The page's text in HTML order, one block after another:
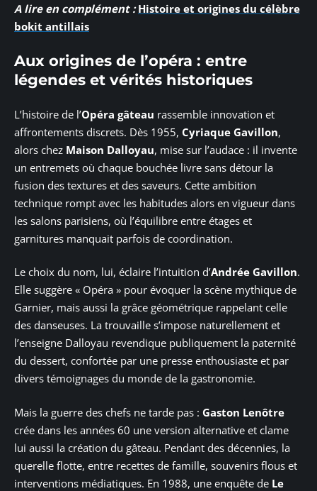
A lire en complément : Histoire et origines du célèbre
bokit antillais
Aux origines de l’opéra : entre
légendes et vérités historiques
L’histoire de l’Opéra gâteau rassemble innovation et
affrontements discrets. Dès 1955, Cyriaque Gavillon,
alors chez Maison Dalloyau, mise sur l’audace : il invente
un entremets où chaque bouchée livre sans détour la
fusion des textures et des saveurs. Cette ambition
technique rompt avec les habitudes alors en vigueur dans
les salons parisiens, où l’équilibre entre étages et
garnitures manquait parfois de coordination.
Le choix du nom, lui, éclaire l’intuition d’Andrée Gavillon.
Elle suggère « Opéra » pour évoquer la scène mythique de
Garnier, mais aussi la grâce géométrique rappelant celle
des danseuses. La trouvaille s’impose naturellement et
l’enseigne Dalloyau revendique publiquement la paternité
du dessert, confortée par une presse enthousiaste et par
divers témoignages du monde de la gastronomie.
Mais la guerre des chefs ne tarde pas : Gaston Lenôtre
crée dans les années 60 une version alternative et clame
lui aussi la création du gâteau. Pendant des décennies, la
querelle flotte, entre recettes de famille, souvenirs flous et
interventions médiatiques. En 1988, une enquête de Le